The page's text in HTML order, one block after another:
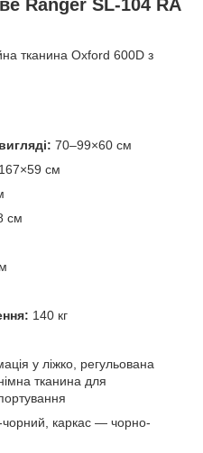
Ranger SL-104 RA
тканина Oxford 600D з
70–99×60 см
167×59 см
см
140 кг
у ліжко, регульована
тканина для
каркас — чорно-